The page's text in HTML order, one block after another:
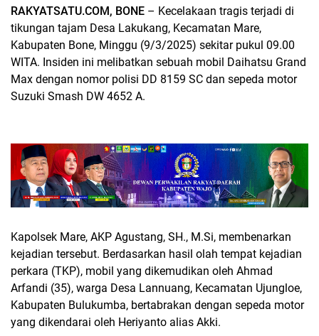
RAKYATSATU.COM, BONE – Kecelakaan tragis terjadi di
tikungan tajam Desa Lakukang, Kecamatan Mare,
Kabupaten Bone, Minggu (9/3/2025) sekitar pukul 09.00
WITA. Insiden ini melibatkan sebuah mobil Daihatsu Grand
Max dengan nomor polisi DD 8159 SC dan sepeda motor
Suzuki Smash DW 4652 A.
Kapolsek Mare, AKP Agustang, SH., M.Si, membenarkan
kejadian tersebut. Berdasarkan hasil olah tempat kejadian
perkara (TKP), mobil yang dikemudikan oleh Ahmad
Arfandi (35), warga Desa Lannuang, Kecamatan Ujungloe,
Kabupaten Bulukumba, bertabrakan dengan sepeda motor
yang dikendarai oleh Heriyanto alias Akki.